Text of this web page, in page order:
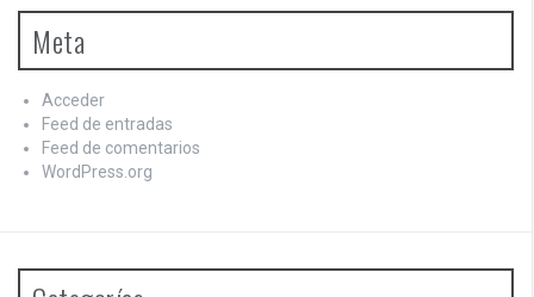
Meta
Acceder
Feed de entradas
Feed de comentarios
WordPress.org